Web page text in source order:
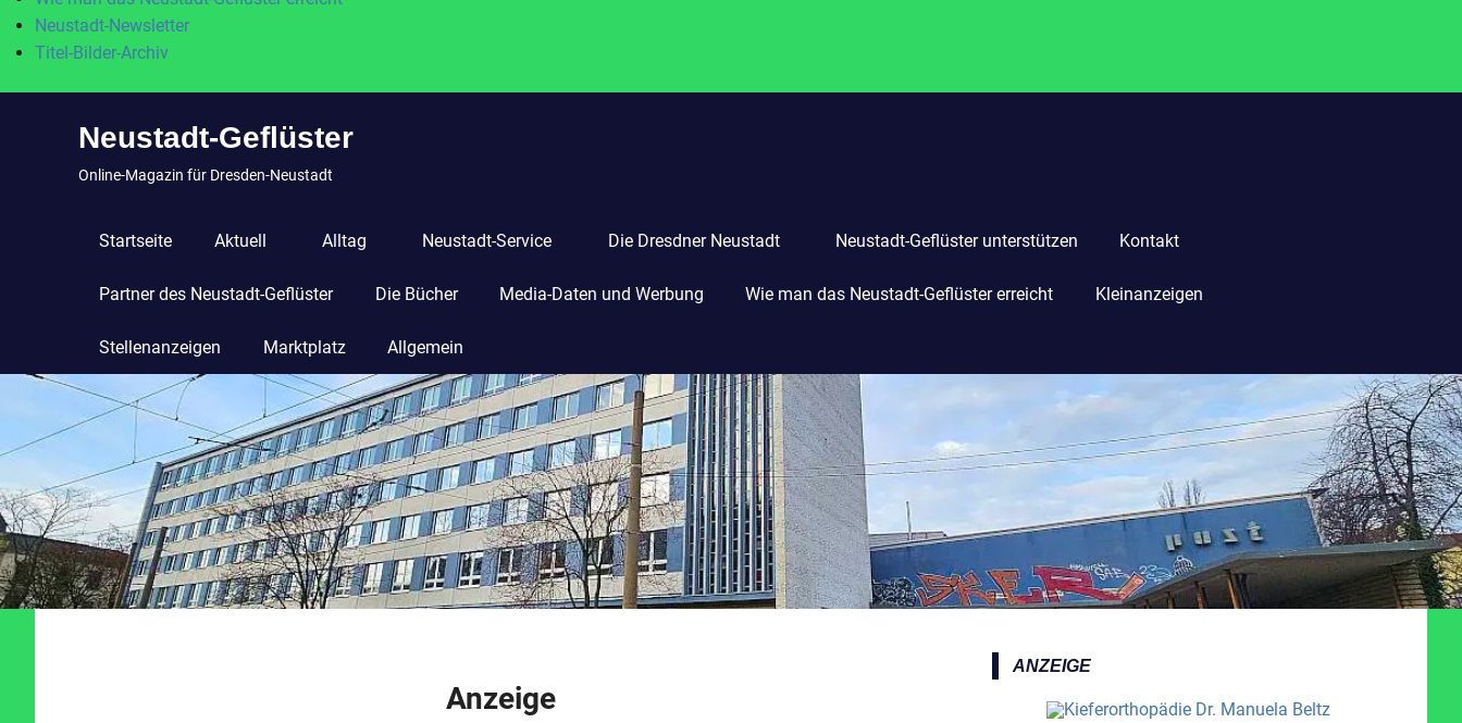
Neustadt-Newsletter
Titel-Bilder-Archiv
Neustadt-Geflüster
Online-Magazin für Dresden-Neustadt
Startseite Aktuell Alltag Neustadt-Service Die Dresdner Neustadt Neustadt-Geflüster unterstützen Kontakt
Partner des Neustadt-Geflüster Die Bücher Media-Daten und Werbung Wie man das Neustadt-Geflüster erreicht Kleinanzeigen
Stellenanzeigen Marktplatz Allgemein
Anzeige
ANZEIGE